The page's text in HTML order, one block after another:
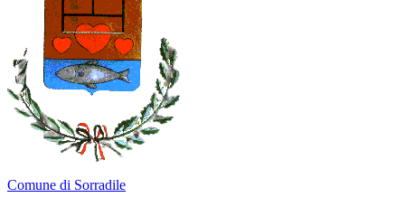
Comune di Sorradile